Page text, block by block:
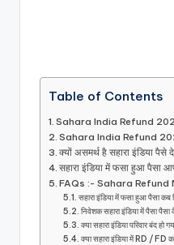
Table of Contents
Sahara India Refund
Sahara India Refund
क्यों असमर्थ है सहारा इंडिया पैसे
सहारा इंडिया में फसा हुआ पैसा
FAQs :- Sahara Refund
सहारा इंडिया में फसा हुआ पैसा कब
निवेशक सहारा इंडिया में पैसा
क्या सहारा इंडिया परिवार बंद हो
क्या सहारा इंडिया में RD / FD